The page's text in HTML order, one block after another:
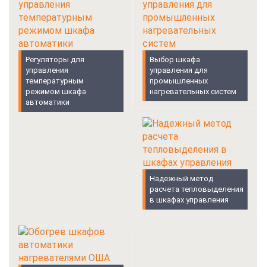
Регуляторы для
управления
температурным
режимом шкафа
автоматики
Выбор шкафа
управления для
промышленных
нагревательных систем
Надежный метод
расчета тепловыделения
в шкафах управления